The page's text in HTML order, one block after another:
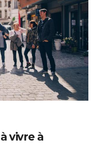
vivre à